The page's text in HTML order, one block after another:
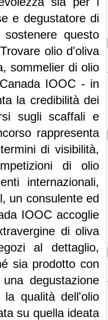
e degustatore di
questo
olio d'oliva
sommelier di olio
IOOC - in
la credibilità dei
sugli scaffali e
rappresenta
di visibilità,
di olio
internazionali,
un consulente ed
IOOC accoglie
di oliva
al dettaglio,
sia prodotto con
degustazione
la qualità dell'olio
su quella ideata